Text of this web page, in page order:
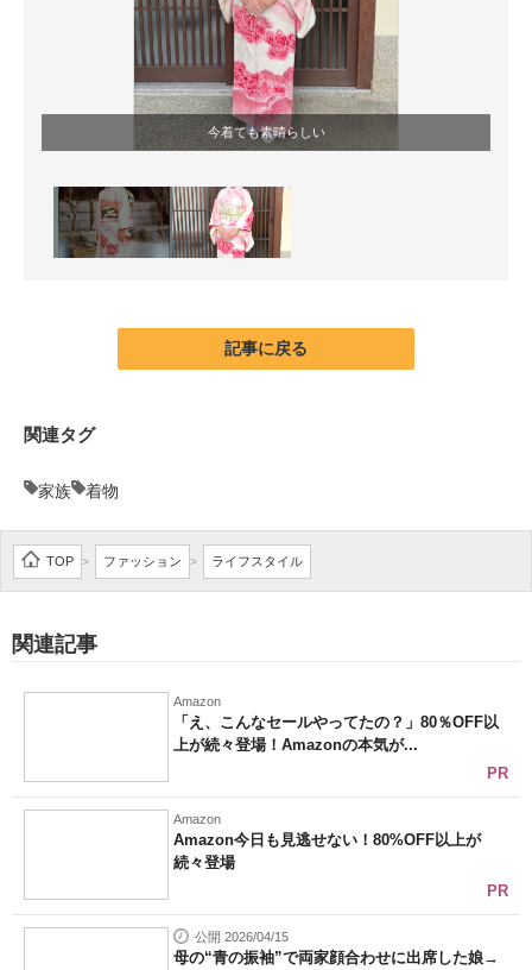
エネルギーの専門メディア
建設×テクノロジーの最前線
ちょっと気になるネットの話題今着ても素晴らしい
記事に戻る
関連タグ
家族 着物
TOP > ファッション > ライフスタイル
関連記事
Amazon
「え、こんなセールやってたの？」80％OFF以
上が続々登場！Amazonの本気が...
PR
Amazon
Amazon今日も見逃せない！80%OFF以上が
続々登場
PR
公開 2026/04/15
母の“青の振袖”で両家顔合わせに出席した娘→